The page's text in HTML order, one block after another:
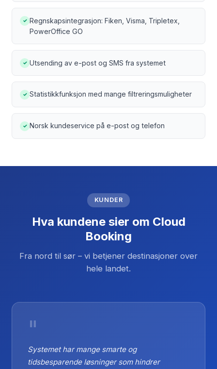
✓ Regnskapsintegrasjon: Fiken, Visma, Tripletex,
PowerOffice GO
✓ Utsending av e-post og SMS fra systemet
✓ Statistikkfunksjon med mange filtreringsmuligheter
✓ Norsk kundeservice på e-post og telefon
KUNDER
Hva kundene sier om Cloud
Booking
Fra nord til sør – vi betjener destinasjoner over
hele landet.
"
Systemet har mange smarte og
tidsbesparende løsninger som hindrer